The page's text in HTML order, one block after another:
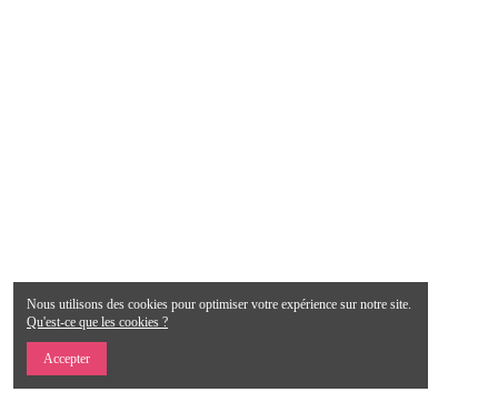
Nous utilisons des cookies pour optimiser votre expérience sur notre site.
Qu'est-ce que les cookies ?
Accepter